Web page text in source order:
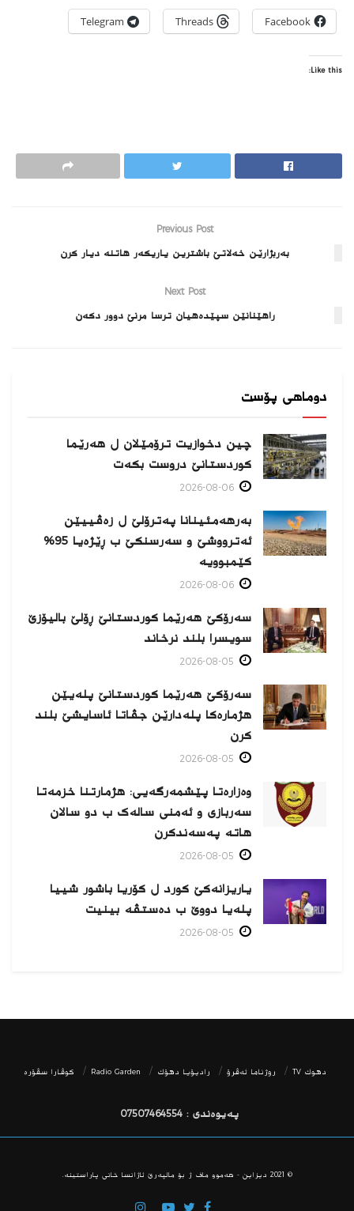
Facebook
Threads
Telegram
Like this:
Previous Post
به‌ربژارێن خه‌لاتێ باشترین یاریكه‌ر هاتنه‌ دیار كرن
Next Post
راھێنانێن سپێده‌هیان ترسا مرنێ دوور دکەن
دوماهی پۆست
چین دخوازیت ترۆمێلان ل هەرێما
كوردستانێ دروست بكەت
بەرهەمئینانا په‌ترۆلێ ل زه‌ڤییێن
ئەترووشێ و سەرسنكێ ب ڕێژەیا 95%
كێمبوویە
سەرۆکێ هەرێما کوردستانێ ڕۆلێ بالیۆزێ
سویسرا بلند نرخاند
سەرۆکێ هەرێما کوردستانێ پلەیێن
هژمارەكا پلەدارێن جڤاتا ئاسایشێ بلند
كرن
وەزارەتا پێشمەرگەیی: هژمارتنا خزمەتا
سەربازی و ئەمنی سالەک ب دو سالان
هاتە پەسەندكرن
یاریزانەكێ کورد ل کۆریا باشور شییا
پلەیا دووێ ب دەستڤە بینیت
دھوك TV روژناما ئەڤرۆ رادیۆیا دهۆك Radio Garden كوڤارا سڤۆره‌
پەیوەندی : 07507464554
© 2021 دیزاین - هه‌موو ماف ژ بۆ مالپه‌رێ ئاژانسا خانی پاراستینه‌.